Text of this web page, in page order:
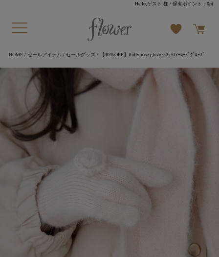
Hello,ゲスト 様 / 保有ポイント：0pt
HOME/ セールアイテム / セールグッズ/ 【30％OFF】fluffy rose glove～ﾌﾗｯﾌｨｰﾛｰｽﾞｸﾞﾛｰﾌﾞ